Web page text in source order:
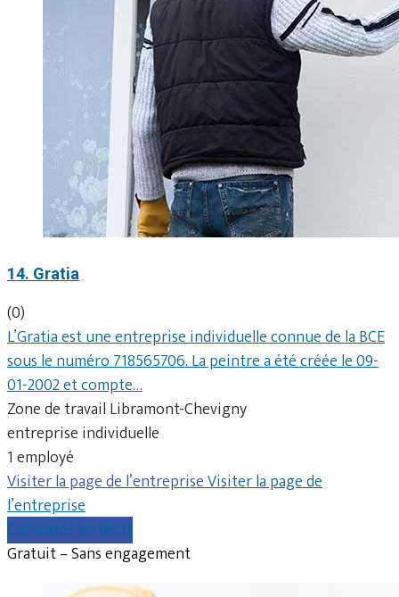
14. Gratia
(0)
L’Gratia est une entreprise individuelle connue de la BCE
sous le numéro 718565706. La peintre a été créée le 09-
01-2002 et compte…
Zone de travail Libramont-Chevigny
entreprise individuelle
1 employé
Visiter la page de l’entrepriseVisiter la page de
l’entreprise
Comparer les devis
Gratuit – Sans engagement